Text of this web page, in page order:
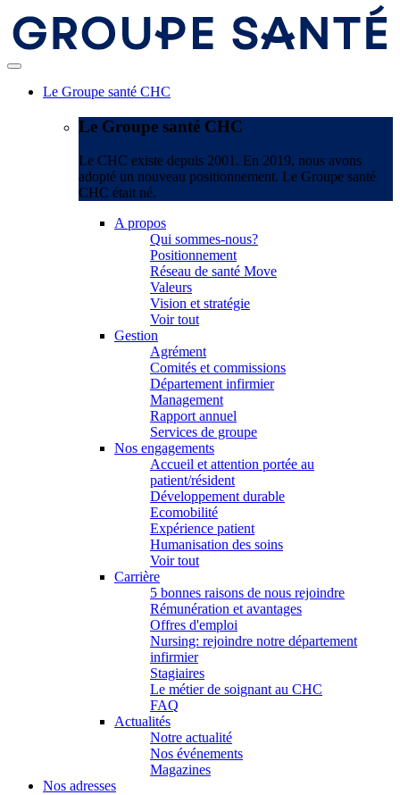
Le Groupe santé CHC
Le Groupe santé CHC
Le CHC existe depuis 2001. En 2019, nous avons
adopté un nouveau positionnement. Le Groupe santé
CHC était né.
A propos
Qui sommes-nous?
Positionnement
Réseau de santé Move
Valeurs
Vision et stratégie
Voir tout
Gestion
Agrément
Comités et commissions
Département infirmier
Management
Rapport annuel
Services de groupe
Nos engagements
Accueil et attention portée au
patient/résident
Développement durable
Ecomobilité
Expérience patient
Humanisation des soins
Voir tout
Carrière
5 bonnes raisons de nous rejoindre
Rémunération et avantages
Offres d'emploi
Nursing: rejoindre notre département
infirmier
Stagiaires
Le métier de soignant au CHC
FAQ
Actualités
Notre actualité
Nos événements
Magazines
Nos adresses